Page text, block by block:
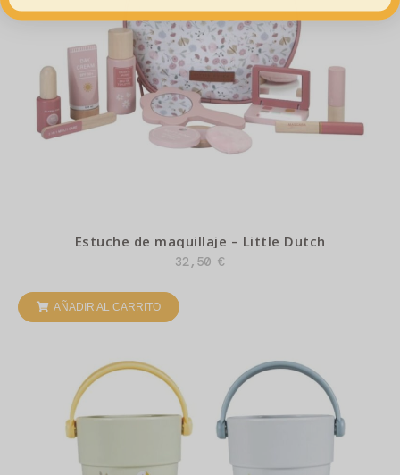
Estuche de maquillaje – Little Dutch
32,50 €
AÑADIR AL CARRITO